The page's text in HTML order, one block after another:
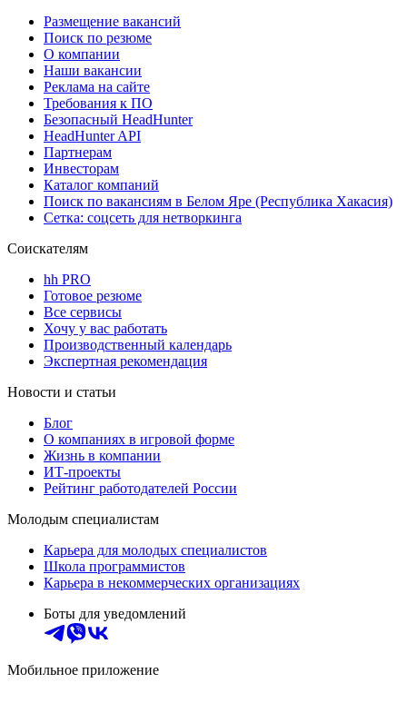
Размещение вакансий
Поиск по резюме
О компании
Наши вакансии
Реклама на сайте
Требования к ПО
Безопасный HeadHunter
HeadHunter API
Партнерам
Инвесторам
Каталог компаний
Поиск по вакансиям в Белом Яре (Республика Хакасия)
Сетка: соцсеть для нетворкинга
Соискателям
hh PRO
Готовое резюме
Все сервисы
Хочу у вас работать
Производственный календарь
Экспертная рекомендация
Новости и статьи
Блог
О компаниях в игровой форме
Жизнь в компании
ИТ-проекты
Рейтинг работодателей России
Молодым специалистам
Карьера для молодых специалистов
Школа программистов
Карьера в некоммерческих организациях
Боты для уведомлений
Мобильное приложение